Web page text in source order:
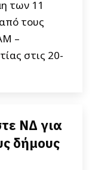
των 11
τους
–
στις 20-
ΝΔ για
δήμους